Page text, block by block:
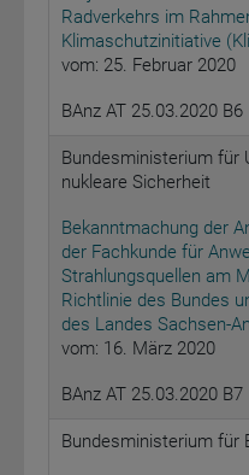
Radverkehrs im
Klimaschutzinitiative
vom: 25. Februar 2020
BAnz AT 25.03.2020 B6
Bundesministerium für
nukleare Sicherheit
Bekanntmachung der
der Fachkunde für
Strahlungsquellen am
Richtlinie des Bundes
des Landes Sachsen-
vom: 16. März 2020
BAnz AT 25.03.2020 B7
Bundesministerium für